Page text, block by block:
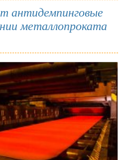
антидемпинговые
металлопроката